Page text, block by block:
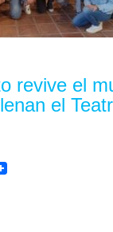
revive el
el